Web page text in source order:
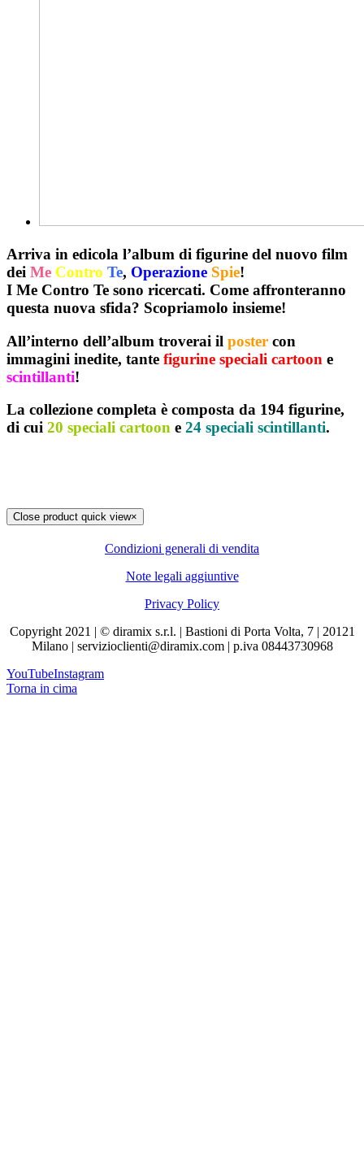
Arriva in edicola l’album di figurine del nuovo film
dei Me Contro Te, Operazione Spie!
I Me Contro Te sono ricercati. Come affronteranno
questa nuova sfida? Scopriamolo insieme!
All’interno dell’album troverai il poster con
immagini inedite, tante figurine speciali cartoon e
scintillanti!
La collezione completa è composta da 194 figurine,
di cui 20 speciali cartoon e 24 speciali scintillanti.
Close product quick view×
Condizioni generali di vendita
Note legali aggiuntive
Privacy Policy
Copyright 2021 | © diramix s.r.l. | Bastioni di Porta Volta, 7 | 20121
Milano | servizioclienti@diramix.com | p.iva 08443730968
YouTubeInstagram
Torna in cima